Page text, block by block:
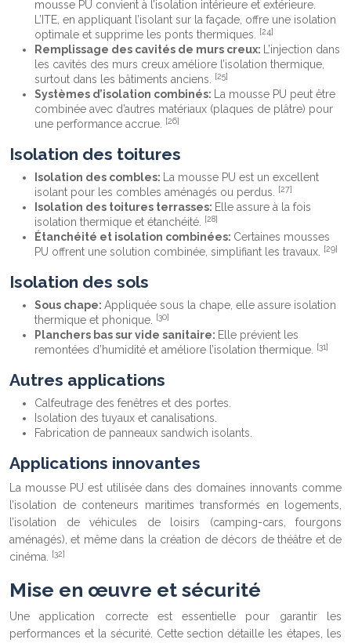
mousse PU convient à l’isolation intérieure et extérieure.
L’ITE, en appliquant l’isolant sur la façade, offre une isolation
optimale et supprime les ponts thermiques.
[24]
Remplissage des cavités de murs creux:
L’injection dans
les cavités des murs creux améliore l’isolation thermique,
surtout dans les bâtiments anciens.
[25]
Systèmes d’isolation combinés:
La mousse PU peut être
combinée avec d’autres matériaux (plaques de plâtre) pour
une performance accrue.
[26]
Isolation des toitures
Isolation des combles:
La mousse PU est un excellent
isolant pour les combles aménagés ou perdus.
[27]
Isolation des toitures terrasses: Elle assure à la fois
isolation thermique et étanchéité.
[28]
Étanchéité et isolation combinées: Certaines mousses
PU offrent une solution combinée, simplifiant les travaux.
[29]
Isolation des sols
Sous chape: Appliquée sous la chape, elle assure isolation
thermique et phonique.
[30]
Planchers bas sur vide sanitaire: Elle prévient les
remontées d’humidité et améliore l’isolation thermique.
[31]
Autres applications
Calfeutrage des fenêtres et des portes.
Isolation des tuyaux et canalisations.
Fabrication de panneaux sandwich isolants.
Applications innovantes
La mousse PU est utilisée dans des domaines innovants comme
l’isolation de conteneurs maritimes transformés en logements,
l’isolation de véhicules de loisirs (camping-cars, fourgons
aménagés), et même dans la création de décors de théâtre et de
cinéma.
[32]
Mise en œuvre et sécurité
Une application correcte est essentielle pour garantir les
performances et la sécurité. Cette section détaille les étapes, les